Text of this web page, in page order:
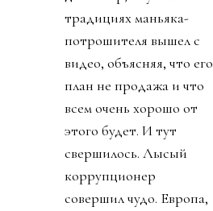
традициях маньяка-
потрошителя вышел с
видео, объясняя, что его
план не продажа и что
всем очень хорошо от
этого будет. И тут
свершилось. Лысый
коррупционер
совершил чудо. Европа,